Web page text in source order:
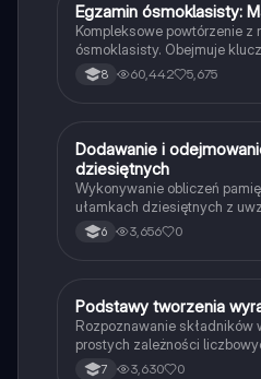
Matematyka
Egzamin ósmoklasisty:
Kompleksowe powtórzenie z
ósmoklasisty. Obejmuje
jak działania na ułamkach,
objętości figur, średnia
podsumowanie.
8 60,442 5,675
DMatematyka
Dodawanie i
dziesiętnych
Wykonywanie obliczeń
ułamkach dziesiętnych z
poprawnego dopasowania
6 3,656 0
PMatematyka
Podstawy tworzenia
Rozpoznawanie składników
prostych zależności
symboli.
7 3,630 0